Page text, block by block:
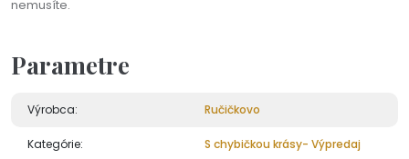
nemusíte.
Parametre
Výrobca: Ručičkovo
Kategórie: S chybičkou krásy- Výpredaj